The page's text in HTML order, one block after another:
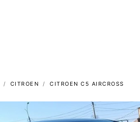
CITROEN CITROEN C5 AIRCROSS